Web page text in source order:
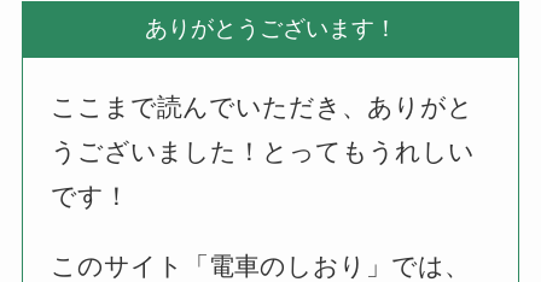
ありがとうございます！
ここまで読んでいただき、ありがと
うございました！とってもうれしい
です！
このサイト「電車のしおり」では、